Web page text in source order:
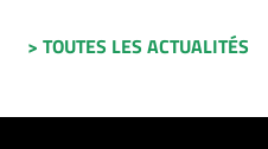
> TOUTES LES ACTUALITÉS